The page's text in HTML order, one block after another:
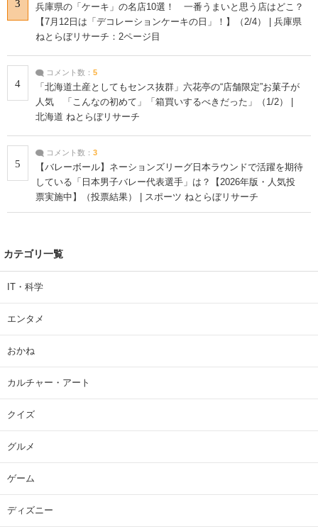
3
兵庫県の「ケーキ」の名店10選！ 一番うまいと思う店はどこ？
【7月12日は「デコレーションケーキの日」！】（2/4） | 兵庫県
ねとらぼリサーチ：2ページ目
4
コメント数： 5
「北海道土産としてもセンス抜群」六花亭の“店舗限定”お菓子が
人気 「こんなの初めて」「箱買いするべきだった」（1/2） |
北海道 ねとらぼリサーチ
5
コメント数： 3
【バレーボール】ネーションズリーグ日本ラウンドで活躍を期待
している「日本男子バレー代表選手」は？【2026年版・人気投
票実施中】（投票結果） | スポーツ ねとらぼリサーチ
カテゴリ一覧
IT・科学
エンタメ
おかね
カルチャー・アート
クイズ
グルメ
ゲーム
ディズニー